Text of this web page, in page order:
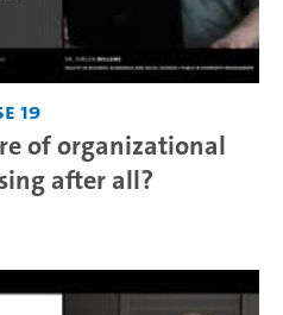
19
of organizational
after all?